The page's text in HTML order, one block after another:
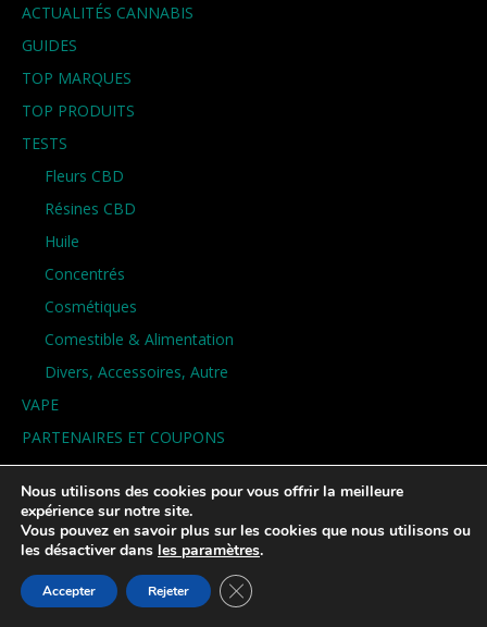
ACTUALITÉS CANNABIS
GUIDES
TOP MARQUES
TOP PRODUITS
TESTS
Fleurs CBD
Résines CBD
Huile
Concentrés
Cosmétiques
Comestible & Alimentation
Divers, Accessoires, Autre
VAPE
PARTENAIRES ET COUPONS
PODCAST
NEWSLETTER
POUR LES PROFESSIONNELS
Nous utilisons des cookies pour vous offrir la meilleure
expérience sur notre site.
Vous pouvez en savoir plus sur les cookies que nous utilisons ou
les désactiver dans les paramètres.
Accepter Rejeter Fermer la bannière des cookies